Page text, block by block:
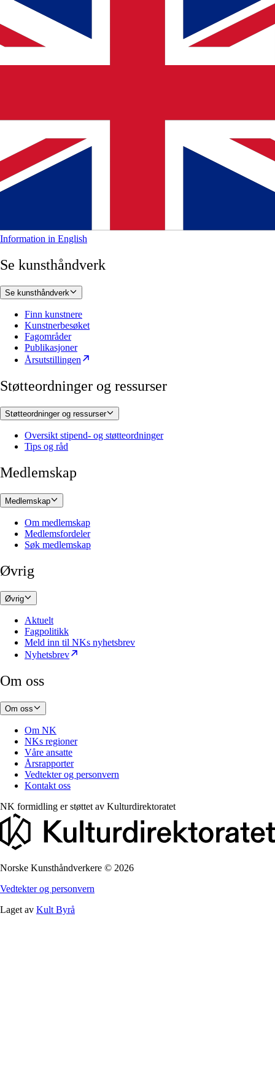
Information in English
Se kunsthåndverk
Se kunsthåndverk
Finn kunstnere
Kunstnerbesøket
Fagområder
Publikasjoner
Årsutstillingen
Støtteordninger og ressurser
Støtteordninger og ressurser
Oversikt stipend- og støtteordninger
Tips og råd
Medlemskap
Medlemskap
Om medlemskap
Medlemsfordeler
Søk medlemskap
Øvrig
Øvrig
Aktuelt
Fagpolitikk
Meld inn til NKs nyhetsbrev
Nyhetsbrev
Om oss
Om oss
Om NK
NKs regioner
Våre ansatte
Årsrapporter
Vedtekter og personvern
Kontakt oss
NK formidling er støttet av Kulturdirektoratet
Norske Kunsthåndverkere © 2026
Vedtekter og personvern
Laget av Kult Byrå